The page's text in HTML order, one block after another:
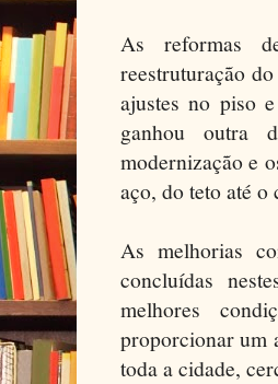
As reformas
reestruturação
ajustes no piso
ganhou outra
modernização e
aço, do teto até o
As melhorias
concluídas
melhores
proporcionar um
toda a cidade,